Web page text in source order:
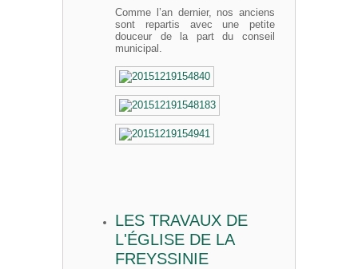
Comme l’an dernier, nos anciens
sont repartis avec une petite
douceur de la part du conseil
municipal.
LES TRAVAUX DE
L'ÉGLISE DE LA
FREYSSINIE